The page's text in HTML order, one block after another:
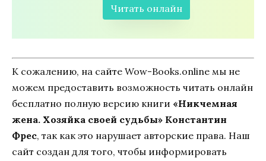
Читать онлайн
К сожалению, на сайте Wow-Books.online мы не
можем предоставить возможность читать онлайн
бесплатно полную версию книги «Никчемная
жена. Хозяйка своей судьбы» Константин
Фрес, так как это нарушает авторские права. Наш
сайт создан для того, чтобы информировать